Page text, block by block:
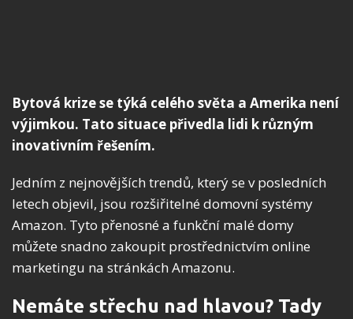
Bytová krize se týká celého světa a Amerika není
výjimkou. Tato situace přivedla lidi k různým
inovativním řešením.
Jedním z nejnovějších trendů, který se v posledních
letech objevil, jsou rozšiřitelné domovní systémy
Amazon. Tyto přenosné a funkční malé domy
můžete snadno zakoupit prostřednictvím online
marketingu na stránkách Amazonu.
Nemáte střechu nad hlavou? Tady